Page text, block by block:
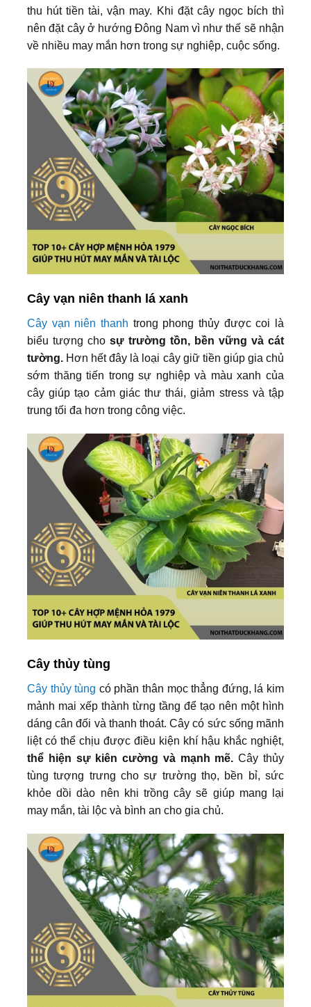
thu hút tiền tài, vận may. Khi đặt cây ngọc bích thì
nên đặt cây ở hướng Đông Nam vì như thế sẽ nhận
về nhiều may mắn hơn trong sự nghiệp, cuộc sống.
Cây vạn niên thanh lá xanh
Cây vạn niên thanh trong phong thủy được coi là
biểu tượng cho sự trường tồn, bền vững và cát
tường. Hơn hết đây là loại cây giữ tiền giúp gia chủ
sớm thăng tiến trong sự nghiệp và màu xanh của
cây giúp tạo cảm giác thư thái, giảm stress và tập
trung tối đa hơn trong công việc.
Cây thủy tùng
Cây thủy tùng có phần thân mọc thẳng đứng, lá kim
mảnh mai xếp thành từng tầng để tạo nên một hình
dáng cân đối và thanh thoát. Cây có sức sống mãnh
liệt có thể chịu được điều kiện khí hậu khắc nghiệt,
thể hiện sự kiên cường và mạnh mẽ. Cây thủy
tùng tượng trưng cho sự trường thọ, bền bỉ, sức
khỏe dồi dào nên khi trồng cây sẽ giúp mang lại
may mắn, tài lộc và bình an cho gia chủ.